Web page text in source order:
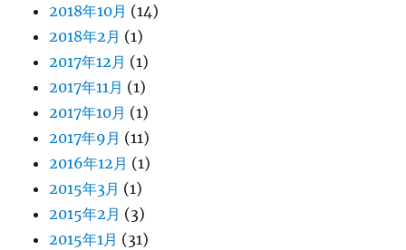
2018年10月 (14)
2018年2月 (1)
2017年12月 (1)
2017年11月 (1)
2017年10月 (1)
2017年9月 (11)
2016年12月 (1)
2015年3月 (1)
2015年2月 (3)
2015年1月 (31)